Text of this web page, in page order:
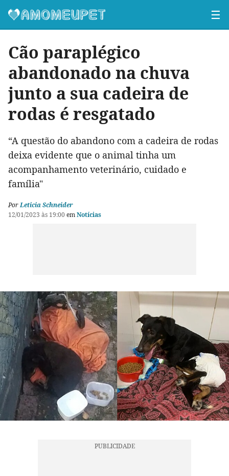
☰
Cão paraplégico
abandonado na chuva
junto a sua cadeira de
rodas é resgatado
“A questão do abandono com a cadeira de rodas
deixa evidente que o animal tinha um
acompanhamento veterinário, cuidado e
família"
PorLeticia Schneider
12/01/2023 às 19:00 emNotícias